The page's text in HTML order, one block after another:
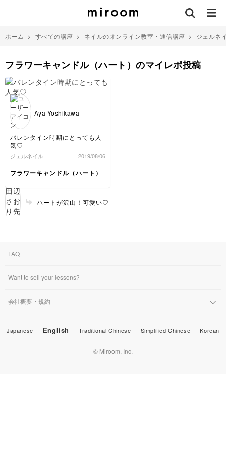
ホーム > すべての講座 > ネイルのオンライン教室・通信講座 > ジェルネ
フラワーキャンドル（ハート）のマイレポ投稿
Aya Yoshikawa
バレンタイン時期にとっても人
気♡
ジェルネイル 2019/08/06
フラワーキャンドル（ハート）
ハートが沢山！可愛い♡
FAQ
Want to sell your lessons?
会社概要・規約
Japanese English Traditional Chinese Simplified Chinese Korean
© Miroom, Inc.